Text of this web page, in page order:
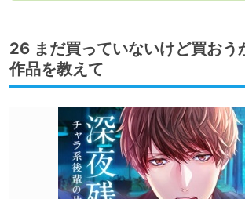
26 まだ買っていないけど買おう
作品を教えて